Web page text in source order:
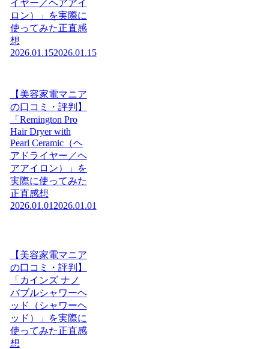
イヤー／ヘアアイ
ロン）」を実際に
使ってみた正直感
想
2026.01.152026.01.15
【美容家電マニア
の口コミ・評判】
「Remington Pro
Hair Dryer with
Pearl Ceramic（ヘ
アドライヤー／ヘ
アアイロン）」を
実際に使ってみた
正直感想
2026.01.01 2026.01.01
【美容家電マニア
の口コミ・評判】
「カインズ ナノ
バブルシャワーヘ
ッド（シャワーヘ
ッド）」を実際に
使ってみた正直感
想